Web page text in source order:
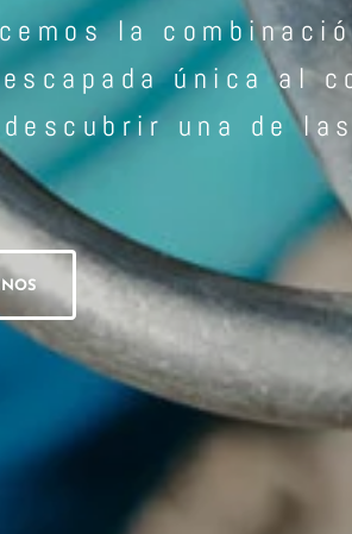
la
única al
una de